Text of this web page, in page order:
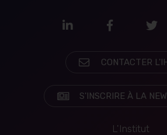
LinkedInFacebook
CONTACTER
S'INSCRIRE À LA
L'Institut